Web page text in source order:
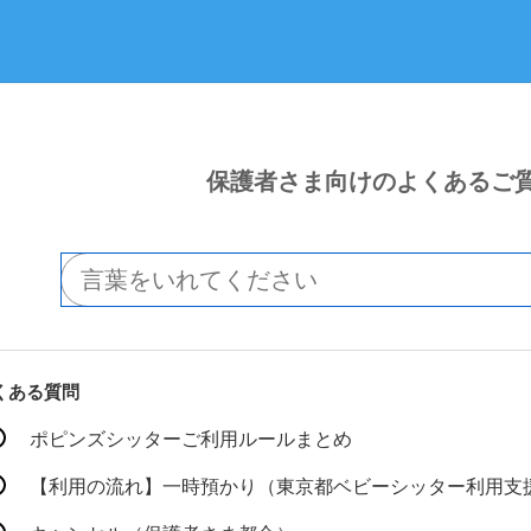
保護者さま向けのよくあるご
ある質問
ポピンズシッターご利用ルールまとめ
【利用の流れ】一時預かり（東京都ベビーシッター利用支